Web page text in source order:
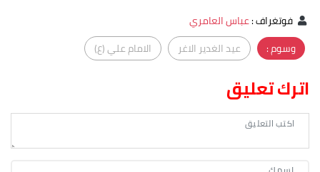
فوتغراف:عباس العامري
وسوم :
عيد الغدير الاغر الامام علي (ع)
اترك تعليق